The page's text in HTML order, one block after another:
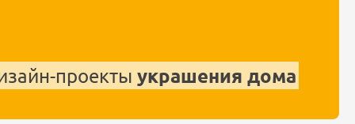
проекты украшения дома